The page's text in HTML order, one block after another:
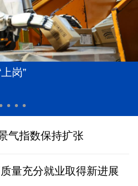
岗”
气指数保持扩张
量充分就业取得新进展